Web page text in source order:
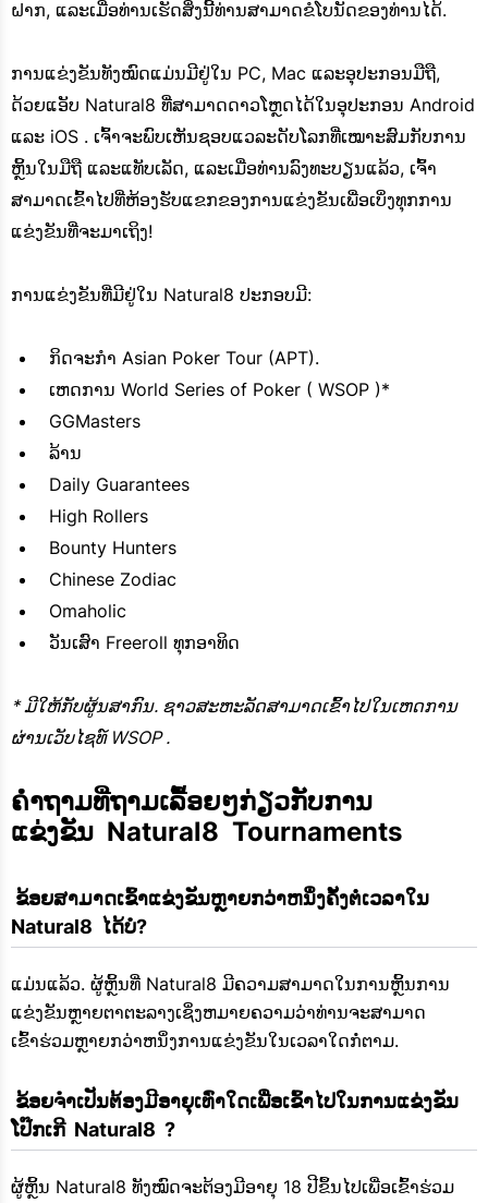
ຝາກ, ແລະເມື່ອທ່ານເຮັດສິ່ງນີ້ທ່ານສາມາດຂໍໂບນັດຂອງທ່ານໄດ້.
ການແຂ່ງຂັນທັງໝົດແມ່ນມີຢູ່ໃນ PC, Mac ແລະອຸປະກອນມືຖື,
ດ້ວຍແອັບ Natural8 ທີ່ສາມາດດາວໂຫຼດໄດ້ໃນອຸປະກອນ Android
ແລະ iOS . ເຈົ້າຈະພົບເຫັນຊອບແວລະດັບໂລກທີ່ເໝາະສົມກັບການ
ຫຼິ້ນໃນມືຖື ແລະແທັບເລັດ, ແລະເມື່ອທ່ານລົງທະບຽນແລ້ວ, ເຈົ້າ
ສາມາດເຂົ້າໄປທີ່ຫ້ອງຮັບແຂກຂອງການແຂ່ງຂັນເພື່ອເບິ່ງທຸກການ
ແຂ່ງຂັນທີ່ຈະມາເຖິງ!
ການແຂ່ງຂັນທີ່ມີຢູ່ໃນ Natural8 ປະກອບມີ:
ກິດຈະກຳ Asian Poker Tour (APT).
ເຫດການ World Series of Poker ( WSOP )*
GGMasters
ລ້ານ
Daily Guarantees
High Rollers
Bounty Hunters
Chinese Zodiac
Omaholic
ວັນເສົາ Freeroll ທຸກອາທິດ
* ມີ​ໃຫ້​ກັບ​ຜູ້ນ​ສາ​ກົນ​. ຊາວສະຫະລັດສາມາດເຂົ້າໄປໃນເຫດການ
ຜ່ານເວັບໄຊທ໌ WSOP .
ຄຳຖາມທີ່ຖາມເລື້ອຍໆກ່ຽວກັບການ
ແຂ່ງຂັນ  Natural8  Tournaments
Natural8  ໄດ້ບໍ?
ແມ່ນແລ້ວ. ຜູ້ຫຼິ້ນທີ່ Natural8 ມີຄວາມສາມາດໃນການຫຼິ້ນການ
ແຂ່ງຂັນຫຼາຍຕາຕະລາງເຊິ່ງຫມາຍຄວາມວ່າທ່ານຈະສາມາດ
ເຂົ້າຮ່ວມຫຼາຍກວ່າຫນຶ່ງການແຂ່ງຂັນໃນເວລາໃດກໍ່ຕາມ.
ໂປ໊ກເກີ  Natural8  ?
ຜູ້ຫຼິ້ນ Natural8 ທັງໝົດຈະຕ້ອງມີອາຍຸ 18 ປີຂຶ້ນໄປເພື່ອເຂົ້າຮ່ວມ